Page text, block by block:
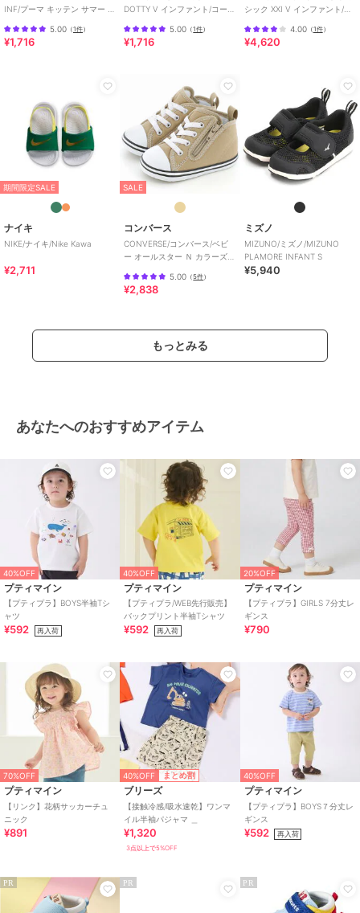
INF/プーマ キッテン サマー V
5.00 （1件）
¥1,716
DOTTY V インファント/コート
5.00 （1件）
¥1,716
シック XXI V インファント/ベ
4.00（1件）
¥4,620
期間限定SALE
ナイキ
NIKE/ナイキ/Nike Kawa
¥2,711
SALE
コンバース
CONVERSE/コンバース/ベビ
ー オールスター Ｎ カラーズ
5.00 （5件）
¥2,838
ミズノ
MIZUNO/ミズノ/MIZUNO
PLAMORE INFANT S
¥5,940
もっとみる
あなたへのおすすめアイテム
40%OFF
プティマイン
【プティプラ】BOYS半袖Tシ
ャツ
¥592 再入荷
40%OFF
プティマイン
【プティプラ/WEB先行販売】
バックプリント半袖Tシャツ
¥592 再入荷
20%OFF
プティマイン
【プティプラ】GIRLS 7分丈レ
ギンス
¥790
70%OFF
プティマイン
【リンク】花柄サッカーチュ
ニック
¥891
40%OFF まとめ割
ブリーズ
【接触冷感/吸水速乾】ワンマ
¥1,320
3点以上で5%OFF
40%OFF
プティマイン
【プティプラ】BOYS７分丈レ
ギンス
¥592 再入荷
PR PR PR